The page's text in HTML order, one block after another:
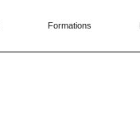
Formations